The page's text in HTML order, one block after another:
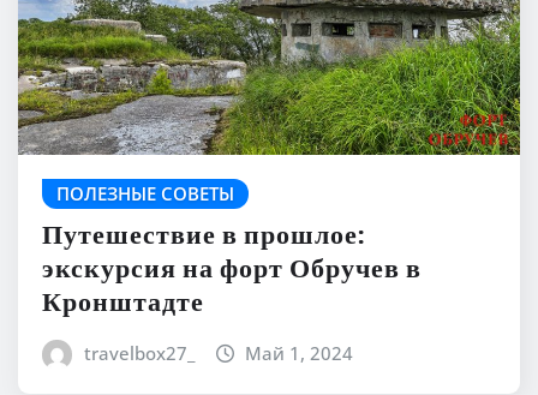
ПОЛЕЗНЫЕ СОВЕТЫ
Путешествие в прошлое:
экскурсия на форт Обручев в
Кронштадте
travelbox27_ Май 1, 2024